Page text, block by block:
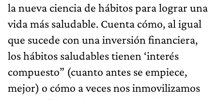
la nueva ciencia de hábitos para lograr una
vida más saludable. Cuenta cómo, al igual
que sucede con una inversión financiera,
los hábitos saludables tienen ‘interés
compuesto” (cuanto antes se empiece,
mejor) o cómo a veces nos inmovilizamos